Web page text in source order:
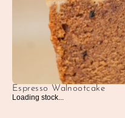
Espresso Walnootcake
Loading stock...